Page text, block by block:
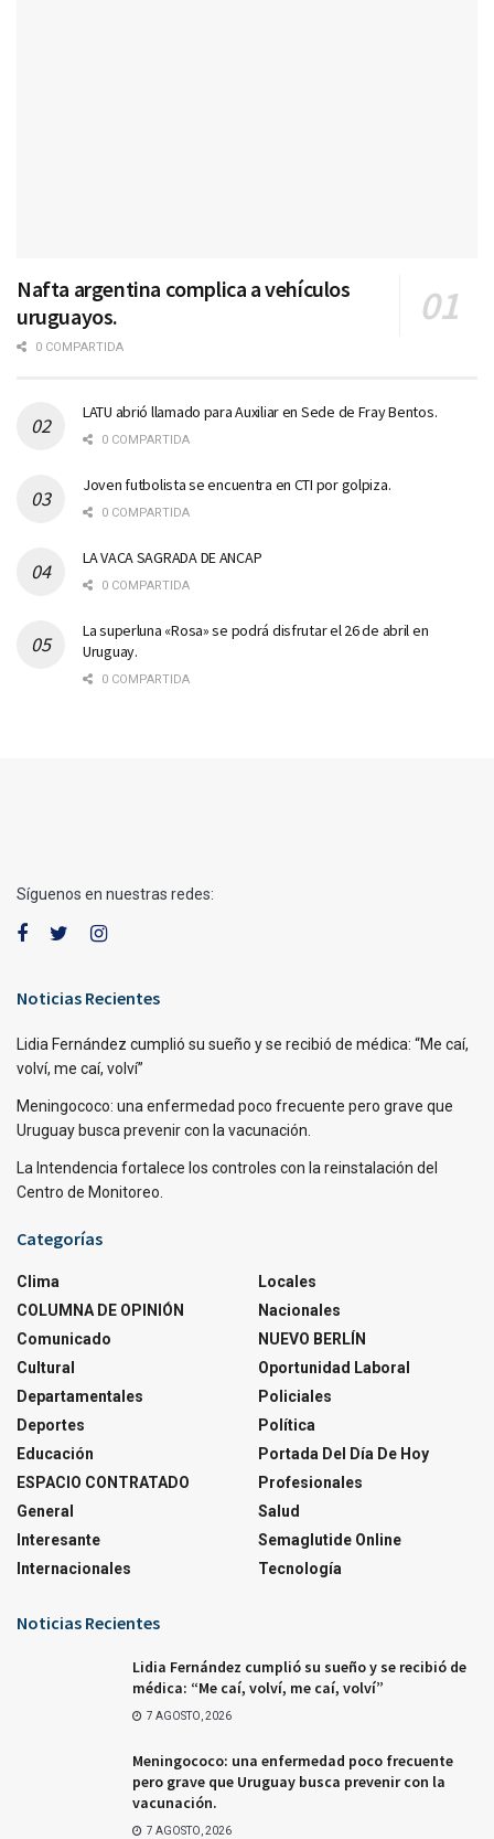
Nafta argentina complica a vehículos
uruguayos.
0 COMPARTIDA
LATU abrió llamado para Auxiliar en Sede de Fray Bentos.
0 COMPARTIDA
Joven futbolista se encuentra en CTI por golpiza.
0 COMPARTIDA
LA VACA SAGRADA DE ANCAP
0 COMPARTIDA
La superluna «Rosa» se podrá disfrutar el 26 de abril en
Uruguay.
0 COMPARTIDA
Síguenos en nuestras redes:
Noticias Recientes
Lidia Fernández cumplió su sueño y se recibió de médica: “Me caí,
volví, me caí, volví”
Meningococo: una enfermedad poco frecuente pero grave que
Uruguay busca prevenir con la vacunación.
La Intendencia fortalece los controles con la reinstalación del
Centro de Monitoreo.
Categorías
Clima
COLUMNA DE OPINIÓN
Comunicado
Cultural
Departamentales
Deportes
Educación
ESPACIO CONTRATADO
General
Interesante
Internacionales
Locales
Nacionales
NUEVO BERLÍN
Oportunidad Laboral
Policiales
Política
Portada Del Día De Hoy
Profesionales
Salud
Semaglutide Online
Tecnología
Noticias Recientes
Lidia Fernández cumplió su sueño y se recibió de
médica: “Me caí, volví, me caí, volví”
7 AGOSTO, 2026
Meningococo: una enfermedad poco frecuente
pero grave que Uruguay busca prevenir con la
vacunación.
7 AGOSTO, 2026